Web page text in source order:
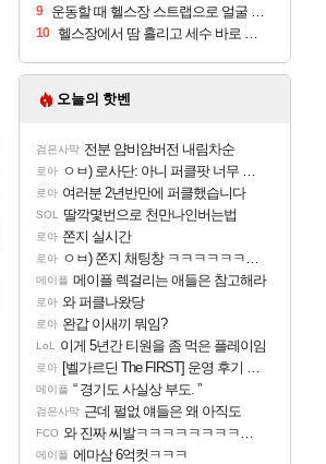
9 운동할 때 헬스장 스트랩으로 얼굴 만졌다가 볼 뒤집어짐
10 헬스장에서 땀 흘리고 세수 바로 안 하면 트러블 나냐?
오늘의 핫벤
검은사막 전분 얌비얌버전 내림차순
로아 ㅇㅂ) 로사단: 아니 퍼클팟 너무 심하네 예의가 없어(?)
로아 여러분 2년반만에 퍼클했습니다
SOL 딸깍몇번으로 천만나인버는법
로아 쫀지 실시간
로아 ㅇㅂ) 쫀지 채팅창 ㅋㅋㅋㅋㅋㅋㅋㅋㅋㅋㅋ
메이플 메이플 렉걸리는 애들은 참고해라
로아 와 퍼클나왔당
로아 완갑 이새끼 뭐임?
LoL 이게 5년간 티원을 좀 먹은 플레이임
로아 [벨가르딘 The FIRST] 운영 후기 + 1~3위 공대 축하 Ai짤
메이플 “ 경기도 사실상 부도. ”
검은사막 근데 펄없 얘들은 왜 아직도
FCO 와 진짜 씨발ㅋㅋㅋㅋㅋㅋㅋㅋㅋㅋㅋㅋㅋㅋㅋㅋ
메이플 에마삼 6억컷ㅋㅋㅋ